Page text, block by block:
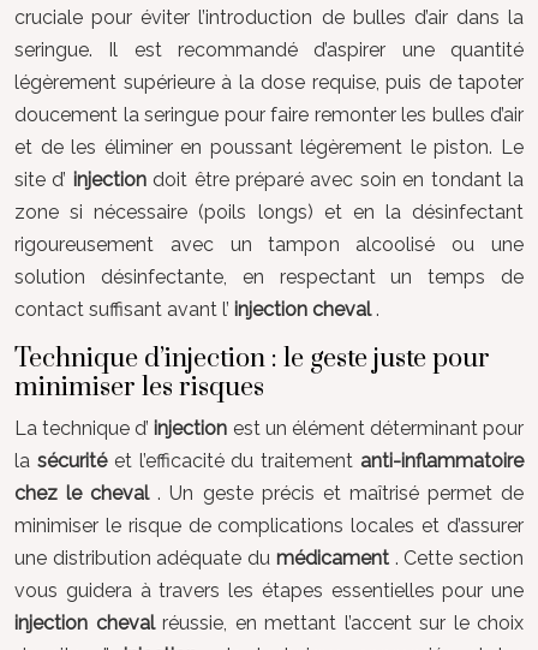
cruciale pour éviter l’introduction de bulles d’air dans la
seringue. Il est recommandé d’aspirer une quantité
légèrement supérieure à la dose requise, puis de tapoter
doucement la seringue pour faire remonter les bulles d’air
et de les éliminer en poussant légèrement le piston. Le
site d’ injectiondoit être préparé avec soin en tondant la
zone si nécessaire (poils longs) et en la désinfectant
rigoureusement avec un tampon alcoolisé ou une
solution désinfectante, en respectant un temps de
contact suffisant avant l’ injection cheval.
Technique d’injection : le geste juste pour
minimiser les risques
La technique d’ injection est un élément déterminant pour
la sécurité et l’efficacité du traitement anti-inflammatoire
chez le cheval. Un geste précis et maîtrisé permet de
minimiser le risque de complications locales et d’assurer
une distribution adéquate du médicament . Cette section
vous guidera à travers les étapes essentielles pour une
injection cheval réussie, en mettant l’accent sur le choix